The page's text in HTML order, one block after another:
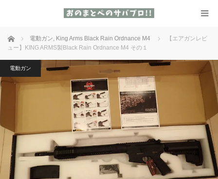
ホーム 電動ガン, King Arms Black Rain Ordnance M4
【エアガンレビ
ュー】KING ARMS製Black Rain Ordnance M4 その１
電動ガン